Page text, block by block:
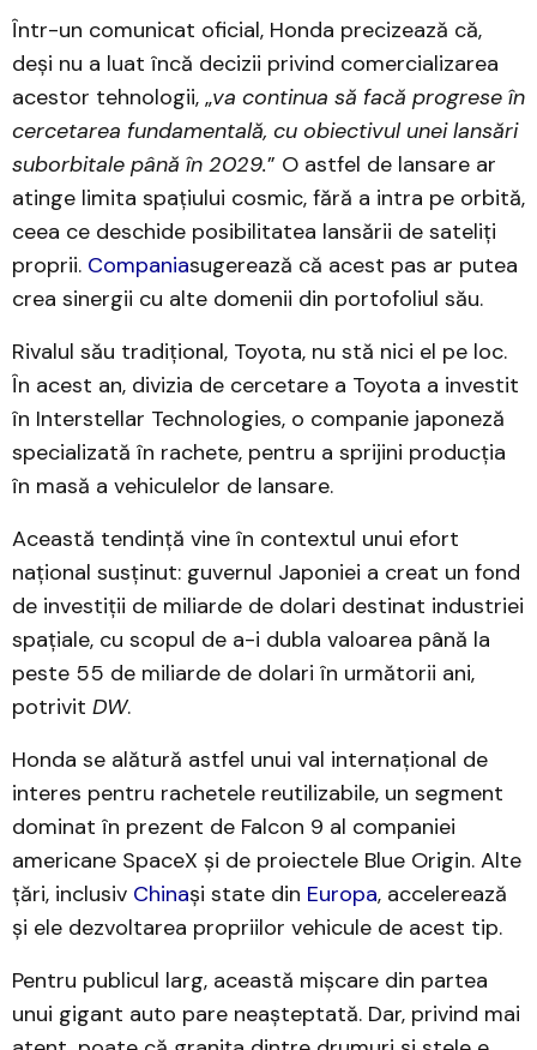
Într-un comunicat oficial, Honda precizează că,
deși nu a luat încă decizii privind comercializarea
acestor tehnologii, „va continua să facă progrese în
cercetarea fundamentală, cu obiectivul unei lansări
suborbitale până în 2029.” O astfel de lansare ar
atinge limita spațiului cosmic, fără a intra pe orbită,
ceea ce deschide posibilitatea lansării de sateliți
proprii. Companiasugerează că acest pas ar putea
crea sinergii cu alte domenii din portofoliul său.
Rivalul său tradițional, Toyota, nu stă nici el pe loc.
În acest an, divizia de cercetare a Toyota a investit
în Interstellar Technologies, o companie japoneză
specializată în rachete, pentru a sprijini producția
în masă a vehiculelor de lansare.
Această tendință vine în contextul unui efort
național susținut: guvernul Japoniei a creat un fond
de investiții de miliarde de dolari destinat industriei
spațiale, cu scopul de a-i dubla valoarea până la
peste 55 de miliarde de dolari în următorii ani,
potrivit DW.
Honda se alătură astfel unui val internațional de
interes pentru rachetele reutilizabile, un segment
dominat în prezent de Falcon 9 al companiei
americane SpaceX și de proiectele Blue Origin. Alte
țări, inclusiv Chinași state din Europa, accelerează
și ele dezvoltarea propriilor vehicule de acest tip.
Pentru publicul larg, această mișcare din partea
unui gigant auto pare neașteptată. Dar, privind mai